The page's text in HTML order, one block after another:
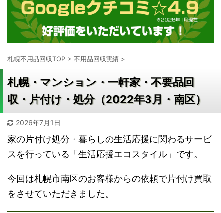
札幌不用品回収TOP > 不用品回収実績 >
札幌・マンション・一軒家・不要品回
収・片付け・処分（2022年3月・南区）
2026年7月1日
家の片付け処分・暮らしの生活応援に関わるサービ
スを行っている「生活応援エコスタイル」です。
今回は札幌市南区のお客様からの依頼で片付け買取
をさせていただきました。